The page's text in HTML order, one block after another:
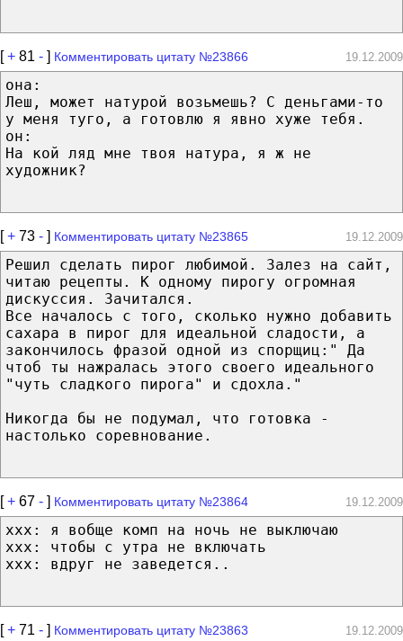
[+ 81 - ] Комментировать цитату №23866 19.12.2009
она:
Леш, может натурой возьмешь? С деньгами-то
у меня туго, а готовлю я явно хуже тебя.
он:
На кой ляд мне твоя натура, я ж не
художник?
[+ 73 - ] Комментировать цитату №23865 19.12.2009
Решил сделать пирог любимой. Залез на сайт,
читаю рецепты. К одному пирогу огромная
дискуссия. Зачитался.
Все началось с того, сколько нужно добавить
сахара в пирог для идеальной сладости, а
закончилось фразой одной из спорщиц:" Да
чтоб ты нажралась этого своего идеального
"чуть сладкого пирога" и сдохла."
Никогда бы не подумал, что готовка -
настолько соревнование.
[+ 67 - ] Комментировать цитату №23864 19.12.2009
xxx: я вобще комп на ночь не выключаю
xxx: чтобы с утра не включать
xxx: вдруг не заведется..
[+ 71 - ] Комментировать цитату №23863 19.12.2009